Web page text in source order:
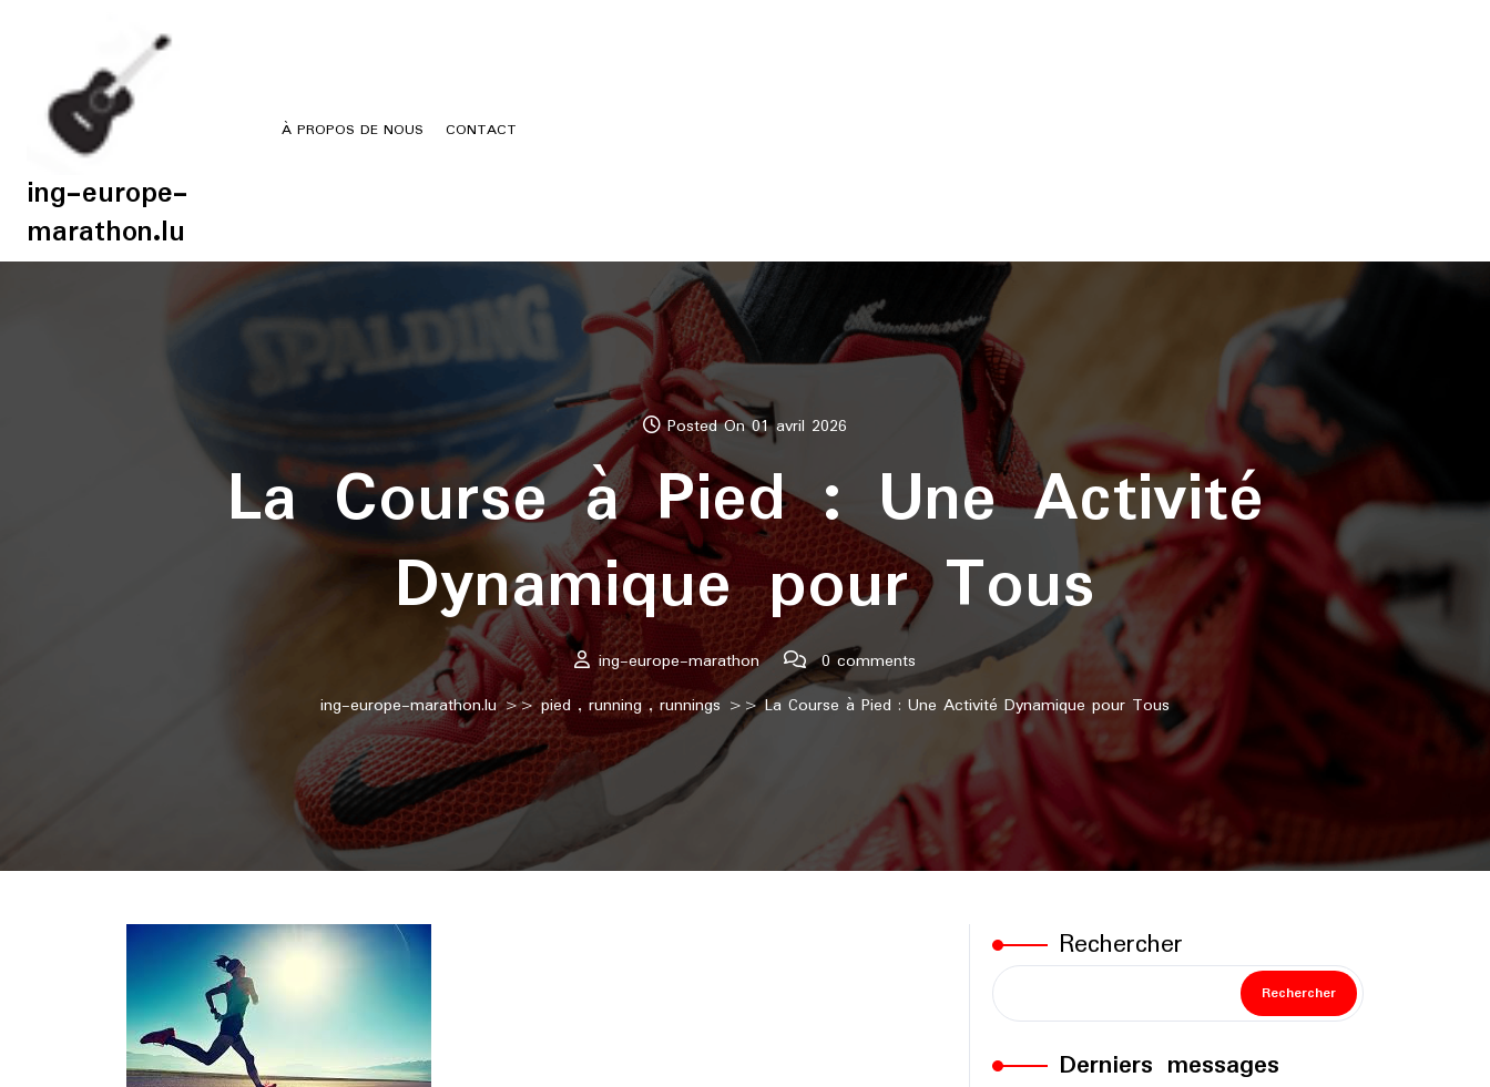
ing-europe-
marathon.lu
À PROPOS DE NOUS CONTACT
Posted On 01 avril 2026
La Course à Pied : Une Activité
Dynamique pour Tous
ing-europe-marathon
0 comments
ing-europe-marathon.lu>>pied , running, runnings >> La Course à Pied : Une Activité Dynamique pour Tous
Rechercher
Rechercher
Derniers messages